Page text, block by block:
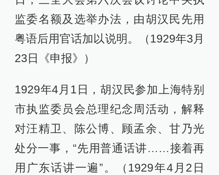
监委名额及选举办法，由胡汉民先用
粤语后用官话加以说明。（1929年3月
23日《申报》）
1929年4月1日，胡汉民参加上海特别
市执监委员会总理纪念周活动，解释
对汪精卫、陈公博、顾孟余、甘乃光
处分一事，“先用普通话讲……接着再
用广东话讲一遍”。（1929年4月2日